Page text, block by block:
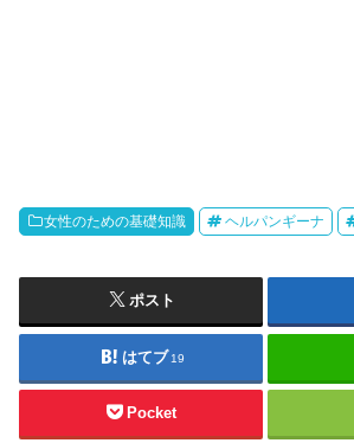
女性のための基礎知識 ヘルパンギーナ
ポスト
はてブ 19
Pocket